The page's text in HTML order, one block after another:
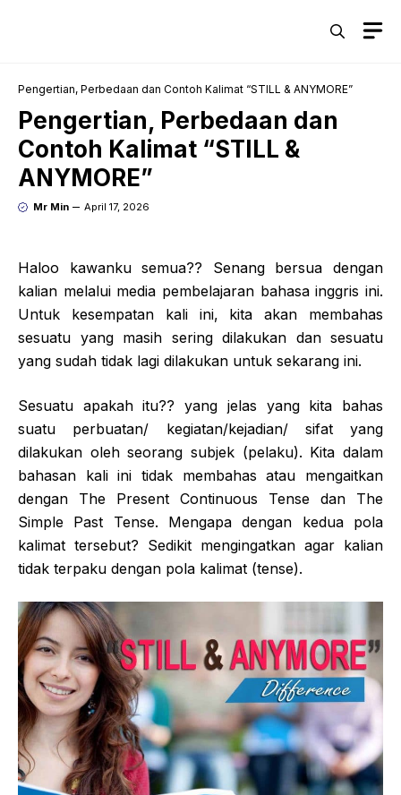
Pengertian, Perbedaan dan Contoh Kalimat “STILL & ANYMORE”
Pengertian, Perbedaan dan
Contoh Kalimat “STILL &
ANYMORE”
Mr Min April 17, 2026
Haloo kawanku semua?? Senang bersua dengan
kalian melalui media pembelajaran bahasa inggris ini.
Untuk kesempatan kali ini, kita akan membahas
sesuatu yang masih sering dilakukan dan sesuatu
yang sudah tidak lagi dilakukan untuk sekarang ini.
Sesuatu apakah itu?? yang jelas yang kita bahas
suatu perbuatan/ kegiatan/kejadian/ sifat yang
dilakukan oleh seorang subjek (pelaku). Kita dalam
bahasan kali ini tidak membahas atau mengaitkan
dengan The Present Continuous Tense dan The
Simple Past Tense. Mengapa dengan kedua pola
kalimat tersebut? Sedikit mengingatkan agar kalian
tidak terpaku dengan pola kalimat (tense).